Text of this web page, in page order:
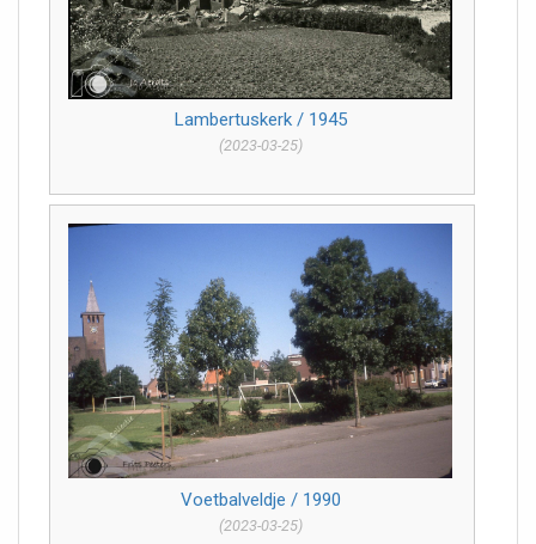
Lambertuskerk / 1945
(2023-03-25)
Voetbalveldje / 1990
(2023-03-25)